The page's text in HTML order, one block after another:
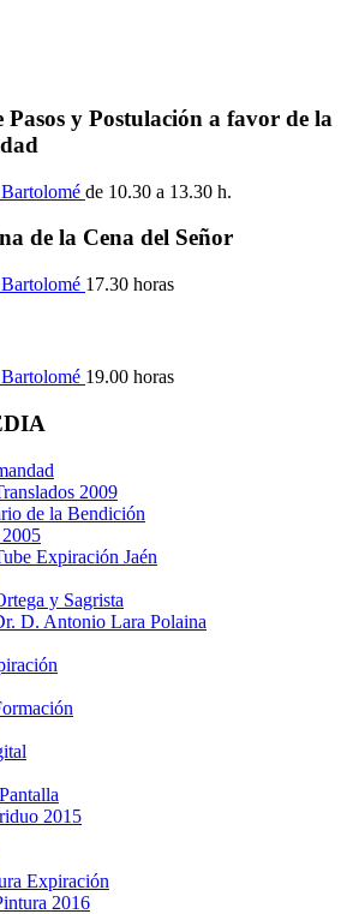
Pasos y Postulación a favor de la
de 10.30 a 13.30 h.
de la Cena del Señor
17.30 horas
19.00 horas
2009
de la Bendición
Expiración Jaén
y Sagrista
D. Antonio Lara Polaina
2015
Expiración
2016